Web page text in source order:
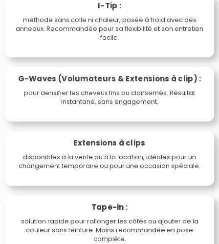
I-Tip :
méthode sans colle ni chaleur, posée à froid avec des
anneaux. Recommandée pour sa flexibilité et son entretien
facile.
G-Waves (Volumateurs & Extensions à clip) :
pour densifier les cheveux fins ou clairsemés. Résultat
instantané, sans engagement.
Extensions à clips
disponibles à la vente ou à la location, idéales pour un
changement temporaire ou pour une occasion spéciale.
Tape-in :
solution rapide pour rallonger les côtés ou ajouter de la
couleur sans teinture. Moins recommandée en pose
complète.